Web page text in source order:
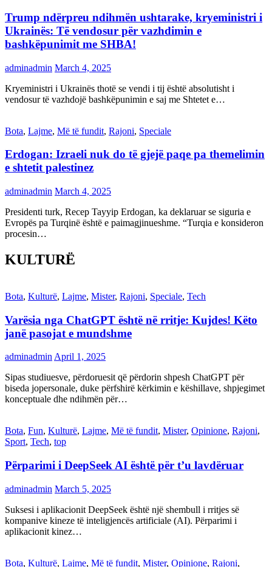
Trump ndërpreu ndihmën ushtarake, kryeministri i
Ukrainës: Të vendosur për vazhdimin e
bashkëpunimit me SHBA!
adminadmin March 4, 2025
Kryeministri i Ukrainës thotë se vendi i tij është absolutisht i
vendosur të vazhdojë bashkëpunimin e saj me Shtetet e…
Bota, Lajme, Më të fundit, Rajoni, Speciale
Erdogan: Izraeli nuk do të gjejë paqe pa themelimin
e shtetit palestinez
adminadmin March 4, 2025
Presidenti turk, Recep Tayyip Erdogan, ka deklaruar se siguria e
Evropës pa Turqinë është e paimagjinueshme. “Turqia e konsideron
procesin…
KULTURË
Bota, Kulturë, Lajme, Mister, Rajoni, Speciale, Tech
Varësia nga ChatGPT është në rritje: Kujdes! Këto
janë pasojat e mundshme
adminadmin April 1, 2025
Sipas studiuesve, përdoruesit që përdorin shpesh ChatGPT për
biseda jopersonale, duke përfshirë kërkimin e këshillave, shpjegimet
konceptuale dhe ndihmën për…
Bota, Fun, Kulturë, Lajme, Më të fundit, Mister, Opinione, Rajoni,
Sport, Tech, top
Përparimi i DeepSeek AI është për t’u lavdëruar
adminadmin March 5, 2025
Suksesi i aplikacionit DeepSeek është një shembull i rritjes së
kompanive kineze të inteligjencës artificiale (AI). Përparimi i
aplikacionit kinez…
Bota, Kulturë, Lajme, Më të fundit, Mister, Opinione, Rajoni,